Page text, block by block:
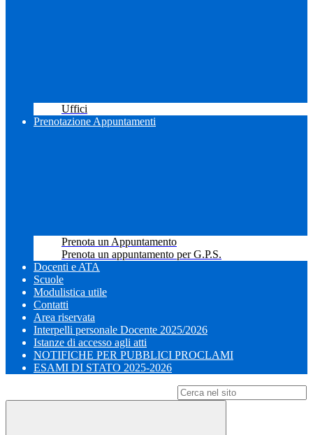
Uffici
Prenotazione Appuntamenti
Prenota un Appuntamento
Prenota un appuntamento per G.P.S.
Docenti e ATA
Scuole
Modulistica utile
Contatti
Area riservata
Interpelli personale Docente 2025/2026
Istanze di accesso agli atti
NOTIFICHE PER PUBBLICI PROCLAMI
ESAMI DI STATO 2025-2026